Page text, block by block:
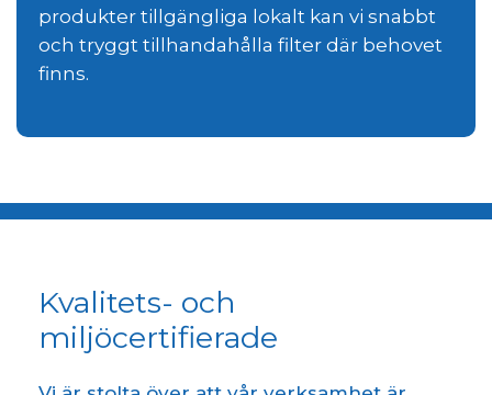
produkter tillgängliga lokalt kan vi snabbt
och tryggt tillhandahålla filter där behovet
finns.
Kvalitets- och
miljöcertifierade